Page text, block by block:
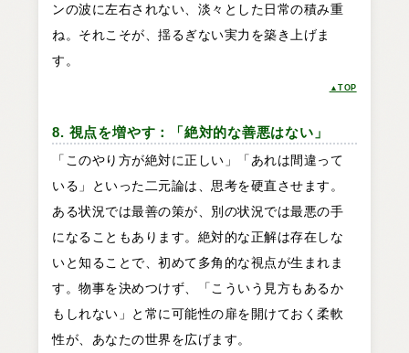
ンの波に左右されない、淡々とした日常の積み重
ね。それこそが、揺るぎない実力を築き上げま
す。
▲TOP
8. 視点を増やす：「絶対的な善悪はない」
「このやり方が絶対に正しい」「あれは間違って
いる」といった二元論は、思考を硬直させます。
ある状況では最善の策が、別の状況では最悪の手
になることもあります。絶対的な正解は存在しな
いと知ることで、初めて多角的な視点が生まれま
す。物事を決めつけず、「こういう見方もあるか
もしれない」と常に可能性の扉を開けておく柔軟
性が、あなたの世界を広げます。